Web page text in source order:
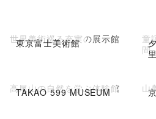
東京富士美術館
世界美術巡る充実の展示館
里
童
間
TAKAO 599 MUSEUM
高尾山の自然を学ぶ体験館 山